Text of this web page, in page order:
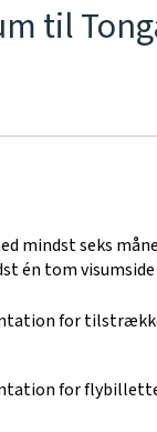
til
mindst seks
én tom visumside
for
for